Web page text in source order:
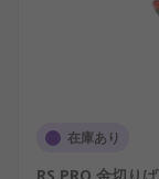
在庫あり